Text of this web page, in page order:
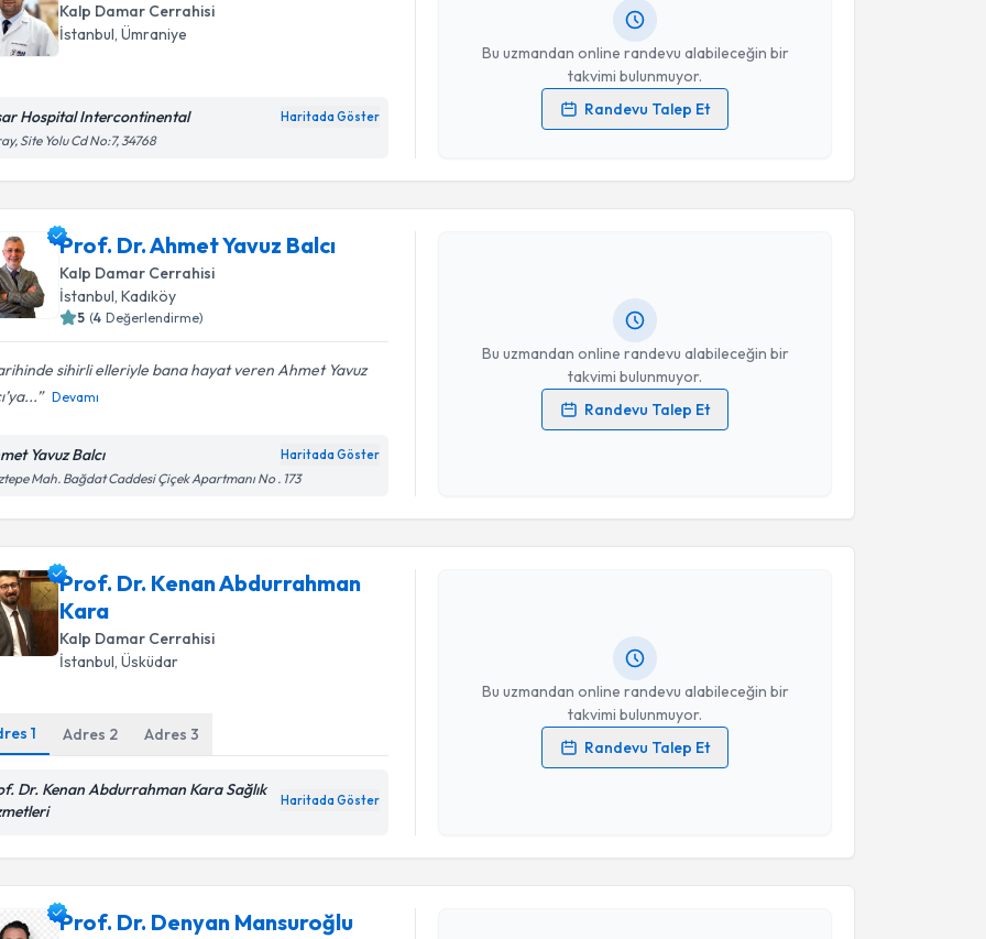
Kalp Damar Cerrahisi
İstanbul, Ümraniye
Hospital Intercontinental Haritada Göster
Site Yolu Cd No:7, 34768
Bu uzmandan online randevu alabileceğin bir
takvimi bulunmuyor.
Randevu Talep Et
Kişisel verilerimin işlenmesine ilişkinAydınlatma Metni
işlenmesini kabul ediyorum.
Prof. Dr. Ahmet Yavuz Balcı
Kalp Damar Cerrahisi
İstanbul, Kadıköy
5 (4 Değerlendirme)
sihirli elleriyle bana hayat veren Ahmet Yavuz
Devamı
Yavuz Balcı Haritada Göster
Mah. Bağdat Caddesi Çiçek Apartmanı No . 173
Bu uzmandan online randevu alabileceğin bir
takvimi bulunmuyor.
Randevu Talep Et
Randevu Takvimi Talebi
Prof. Dr. Ahmet Yavuz Balcı
Kişisel verilerimin işlenmesine ilişkinAydınlatma Metni
Takvim Talebini Gönder
Prof. Dr. Kenan Abdurrahman
Kara
Kalp Damar Cerrahisi
İstanbul, Üsküdar
1 Adres 2 Adres3
Dr. Kenan Abdurrahman Kara Sağlık
Haritada Göster
Bu uzmandan online randevu alabileceğin bir
takvimi bulunmuyor.
Randevu Talep Et
Randevu Takvimi Talebi
Prof. Dr. Kenan Abdurrahman Kara
Kişisel verilerimin işlenmesine ilişkinAydınlatma Metni
Takvim Talebini Gönder
Prof. Dr. Denyan Mansuroğlu